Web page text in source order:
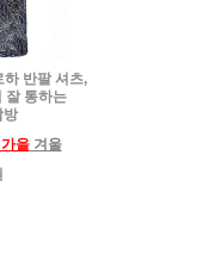
반팔 셔츠,
잘 통하는
방
을겨울